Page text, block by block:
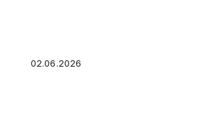
02.06.2026